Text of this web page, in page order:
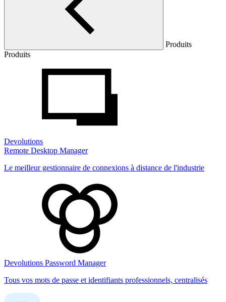
Produits
Produits
Devolutions
Remote Desktop Manager
Le meilleur gestionnaire de connexions à distance de l'industrie
Devolutions Password Manager
Tous vos mots de passe et identifiants professionnels, centralisés